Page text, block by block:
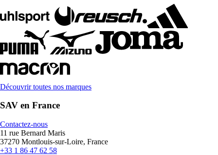
Découvrir toutes nos marques
SAV en France
Contactez-nous
11 rue Bernard Maris
37270 Montlouis-sur-Loire, France
+33 1 86 47 62 58